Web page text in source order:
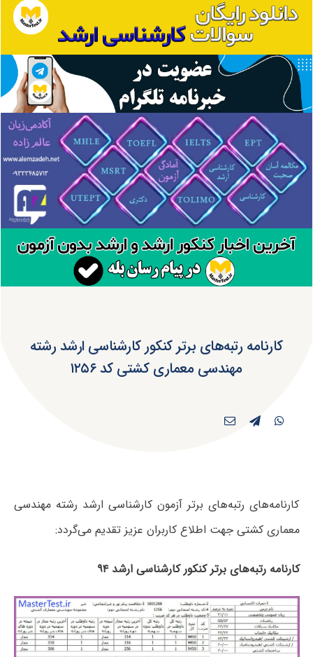
کارنامه رتبه‌های برتر کنکور کارشناسی ارشد رشته
مهندسی معماری کشتی کد ۱۲۵۶
کارنامه‌های رتبه‌های برتر آزمون کارشناسی ارشد رشته مهندسی
معماری کشتی جهت اطلاع کاربران عزیز تقدیم می‌گردد:
کارنامه رتبه‌های برتر کنکور کارشناسی ارشد ۹۴